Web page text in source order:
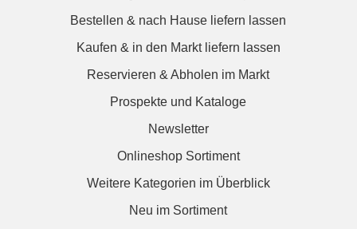
Bestellen & nach Hause liefern lassen
Kaufen & in den Markt liefern lassen
Reservieren & Abholen im Markt
Prospekte und Kataloge
Newsletter
Onlineshop Sortiment
Weitere Kategorien im Überblick
Neu im Sortiment